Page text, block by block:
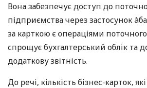
Вона забезпечує доступ до
підприємства через застосунок
за карткою є операціями
спрощує бухгалтерський облік та
додаткову звітність.
До речі, кількість бізнес-карток,